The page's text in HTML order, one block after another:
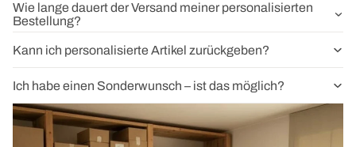
Wie lange dauert der Versand meiner personalisierten
Bestellung?
Kann ich personalisierte Artikel zurückgeben?
Ich habe einen Sonderwunsch – ist das möglich?